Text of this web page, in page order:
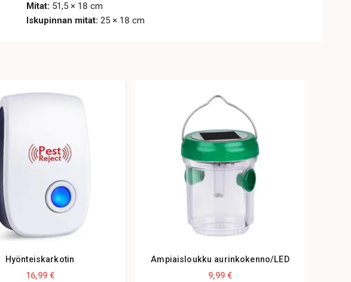
Mitat: 51,5 × 18 cm
Iskupinnan mitat: 25 × 18 cm
Hyönteiskarkotin
16,99 €
Ampiaisloukku aurinkokenno/LED
9,99 €